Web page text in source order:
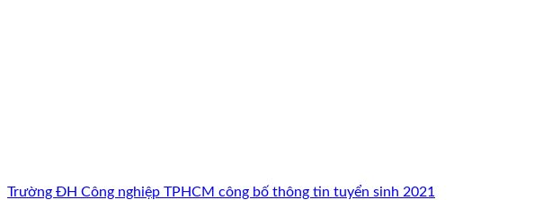
Trường ĐH Công nghiệp TPHCM công bố thông tin tuyển sinh 2021